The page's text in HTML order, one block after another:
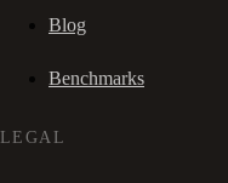
Blog
Benchmarks
LEGAL